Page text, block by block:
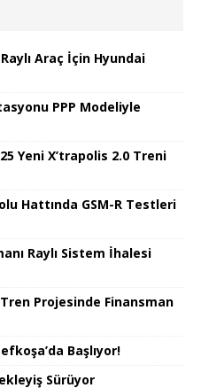
Araç İçin Hyundai
PPP Modeliyle
Yeni X’trapolis 2.0 Treni
Hattında GSM-R Testleri
Raylı Sistem İhalesi
Projesinde Finansman
Başlıyor!
Sürüyor